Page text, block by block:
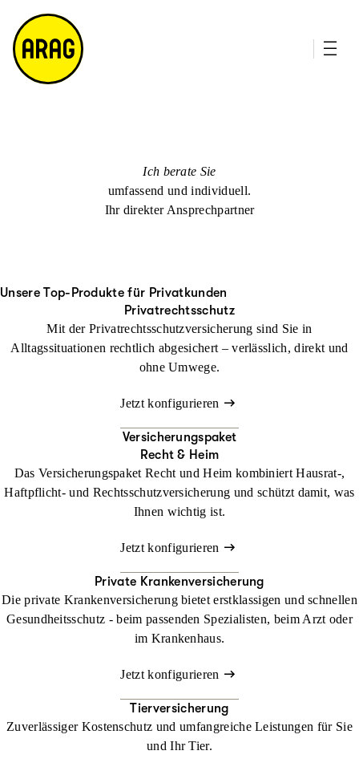
m
a
p
Ich berate Sie
umfassend und individuell.
Ihr direkter Ansprechpartner
Unsere Top-Produkte für Privatkunden
Privatrechtsschutz
Mit der Privatrechtsschutzversicherung sind Sie in
Alltagssituationen rechtlich abgesichert – verlässlich, direkt und
ohne Umwege.
Jetzt konfigurieren
Versicherungspaket
Recht & Heim
Das Versicherungspaket Recht und Heim kombiniert Hausrat-,
Haftpflicht- und Rechtsschutzversicherung und schützt damit, was
Ihnen wichtig ist.
Jetzt konfigurieren
Private Krankenversicherung
Die private Krankenversicherung bietet erstklassigen und schnellen
Gesundheitsschutz - beim passenden Spezialisten, beim Arzt oder
im Krankenhaus.
Jetzt konfigurieren
Tierversicherung
Zuverlässiger Kostenschutz und umfangreiche Leistungen für Sie
und Ihr Tier.